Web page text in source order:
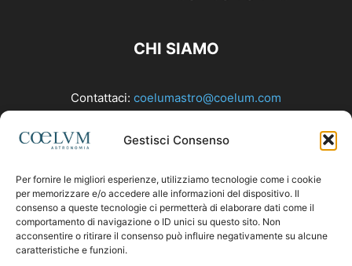
Gestisci Consenso
Per fornire le migliori esperienze, utilizziamo tecnologie come i cookie
per memorizzare e/o accedere alle informazioni del dispositivo. Il
consenso a queste tecnologie ci permetterà di elaborare dati come il
comportamento di navigazione o ID unici su questo sito. Non
acconsentire o ritirare il consenso può influire negativamente su alcune
caratteristiche e funzioni.
CHI SIAMO
Contattaci: coelumastro@coelum.com
SEGUICI